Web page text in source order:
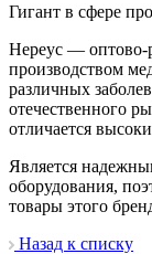
Гигант в сфере
Нереус — оптово-
производством
различных
отечественного
отличается
Является
оборудования,
товары этого
Назад к списку